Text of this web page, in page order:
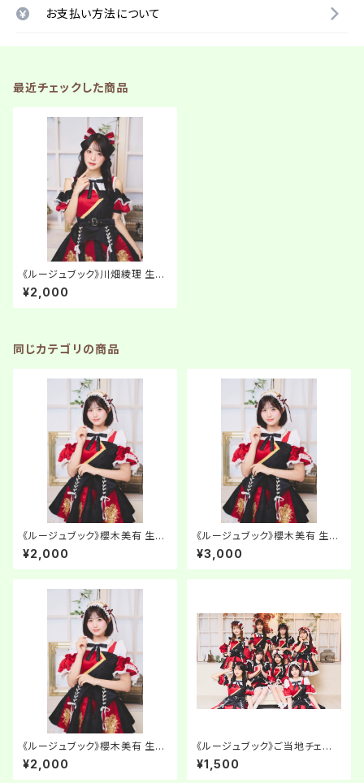
お支払い方法について
最近チェックした商品
《ルージュブック》川畑綾理 生誕
ネットサイン会【生写真】
¥2,000
同じカテゴリの商品
《ルージュブック》櫻木美有 生誕
ネットサイン会【チェキ】
¥2,000
《ルージュブック》櫻木美有 生誕
ネットサイン会【お絵描きチェキ】
¥3,000
《ルージュブック》櫻木美有 生誕
ネットサイン会【生写真】
¥2,000
《ルージュブック》ご当地チェキ i
n 関ヶ原
¥1,500